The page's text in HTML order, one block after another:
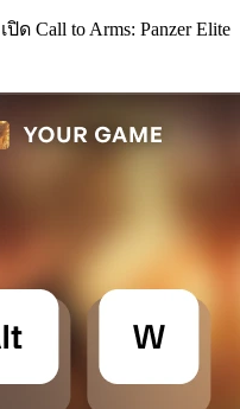
ด Call to Arms: Panzer Elite